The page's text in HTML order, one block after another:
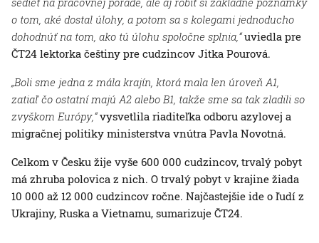
o tom, aké dostal úlohy, a potom sa s kolegami jednoducho
dohodnúť na tom, ako tú úlohu spoločne splnia,“uviedla pre
ČT24 lektorka češtiny pre cudzincov Jitka Pourová.
„Boli sme jedna z mála krajín, ktorá mala len úroveň A1,
zatiaľ čo ostatní majú A2 alebo B1, takže sme sa tak zladili so
zvyškom Európy,“vysvetlila riaditeľka odboru azylovej a
migračnej politiky ministerstva vnútra Pavla Novotná.
Celkom v Česku žije vyše 600 000 cudzincov, trvalý pobyt
má zhruba polovica z nich. O trvalý pobyt v krajine žiada
10 000 až 12 000 cudzincov ročne. Najčastejšie ide o ľudí z
Ukrajiny, Ruska a Vietnamu, sumarizuje ČT24.